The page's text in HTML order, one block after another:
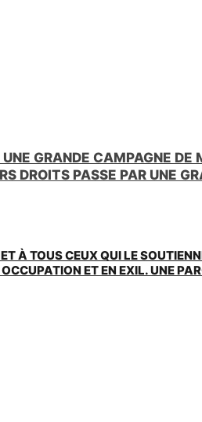
GRANDE CAMPAGNE
DROITS PASSE PAR UNE
À TOUS CEUX QUI LE
ET EN EXIL. UNE